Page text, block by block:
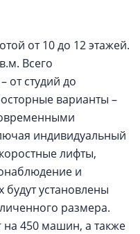
от 10 до 12 этажей.
Всего
от студий до
варианты –
индивидуальный
лифты,
и
будут установлены
размера.
на 450 машин, а также